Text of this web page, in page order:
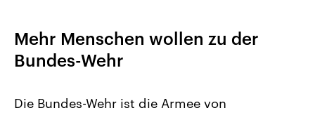
Mehr Menschen wollen zu der
Bundes-Wehr
Die Bundes-Wehr ist die Armee von